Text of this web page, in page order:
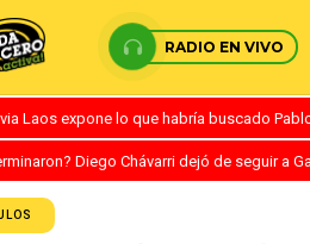
RADIO EN VIVO
Laos expone lo que habría buscado
Diego Chávarri dejó de seguir a